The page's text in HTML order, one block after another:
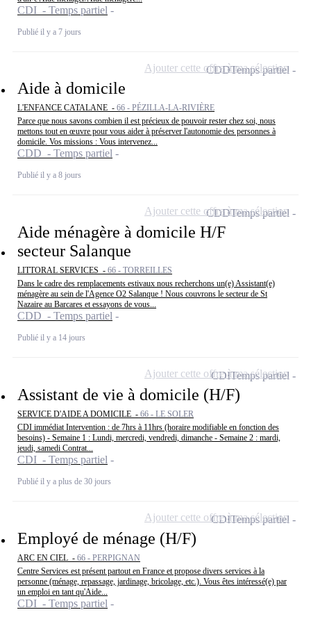
CDI - Temps partiel
Publié il y a 7 jours
Aide à domicile
L'ENFANCE CATALANE - 66 - PÉZILLA-LA-RIVIÈRE
Parce que nous savons combien il est précieux de pouvoir rester chez soi, nous
mettons tout en œuvre pour vous aider à préserver l'autonomie des personnes à
domicile. Vos missions : Vous intervenez...
CDD - Temps partiel
Publié il y a 8 jours
CDDTemps partiel
Ajouter cette offre à ma sélection
Aide ménagère à domicile H/F
secteur Salanque
LITTORAL SERVICES - 66 - TORREILLES
Dans le cadre des remplacements estivaux nous recherchons un(e) Assistant(e)
ménagère au sein de l'Agence O2 Salanque ! Nous couvrons le secteur de St
Nazaire au Barcares et essayons de vous...
CDD - Temps partiel
Publié il y a 14 jours
CDDTemps partiel
Ajouter cette offre à ma sélection
Assistant de vie à domicile (H/F)
SERVICE D'AIDE A DOMICILE - 66 - LE SOLER
CDI immédiat Intervention : de 7hrs à 11hrs (horaire modifiable en fonction des
besoins) - Semaine 1 : Lundi, mercredi, vendredi, dimanche - Semaine 2 : mardi,
jeudi, samedi Contrat...
CDI - Temps partiel
Publié il y a plus de 30 jours
CDITemps partiel
Ajouter cette offre à ma sélection
Employé de ménage (H/F)
ARC EN CIEL - 66 - PERPIGNAN
Centre Services est présent partout en France et propose divers services à la
personne (ménage, repassage, jardinage, bricolage, etc.). Vous êtes intéressé(e) par
un emploi en tant qu'Aide...
CDI - Temps partiel
CDITemps partiel
Ajouter cette offre à ma sélection